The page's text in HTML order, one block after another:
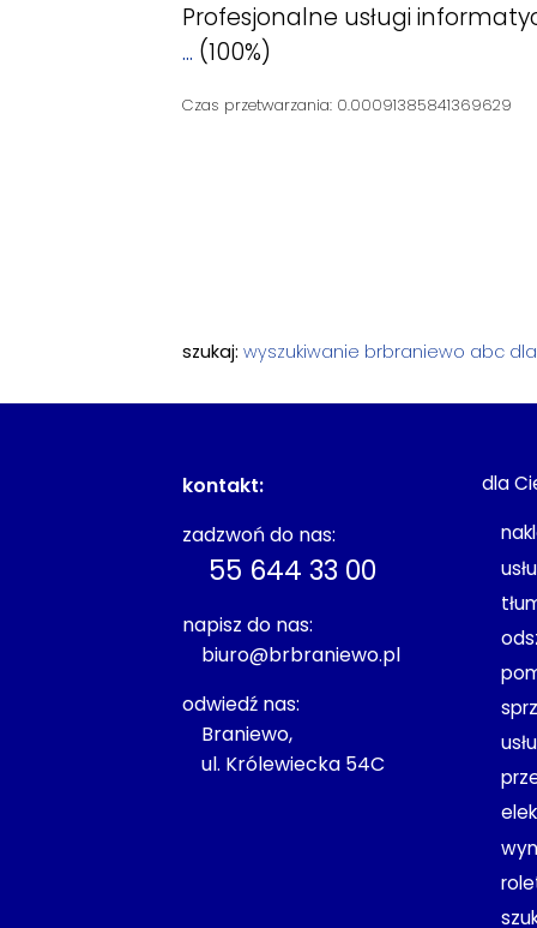
Profesjonalne usługi
... (100%)
Czas przetwarzania: 0.00091385841369629
szukaj: wyszukiwanie brbraniewo abc
kontakt:
zadzwoń do nas:
55 644 33 00
napisz do nas:
biuro@brbraniewo.pl
odwiedź nas:
Braniewo,
ul. Królewiecka 54C
dla